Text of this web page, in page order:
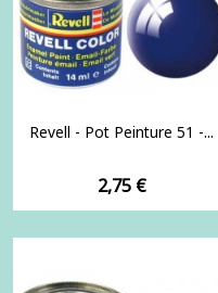
Revell - Pot Peinture 51 -...
Prix
2,75 €